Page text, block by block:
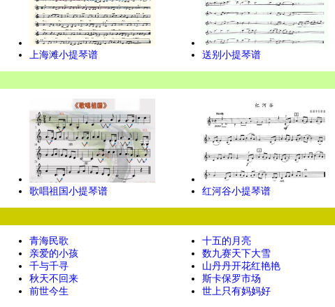
上海滩小提琴谱 送别小提琴谱
歌唱祖国小提琴谱 红河谷小提琴谱
青海民歌
亲爱的小孩
千与千寻
秋天不回来
前世今生
十五的月亮
数九赛天下大雪
山丹丹开花红艳艳
斯卡保罗市场
世上只有妈妈好